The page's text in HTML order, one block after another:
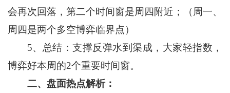
会再次回落，第二个时间窗是周四附近；（周一、
周四是两个多空博弈临界点）
5、总结：支撑反弹水到渠成，大家轻指数，
博弈好本周的2个重要时间窗。
二、盘面热点解析：